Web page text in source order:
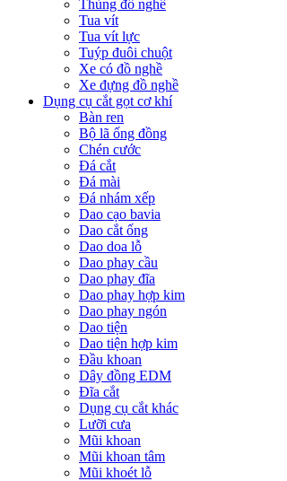
Thùng đồ nghề
Tua vít
Tua vít lực
Tuýp đuôi chuột
Xe có đồ nghề
Xe đựng đồ nghề
Dụng cụ cắt gọt cơ khí
Bàn ren
Bộ lã ống đồng
Chén cước
Đá cắt
Đá mài
Đá nhám xếp
Dao cạo bavia
Dao cắt ống
Dao doa lỗ
Dao phay cầu
Dao phay đĩa
Dao phay hợp kim
Dao phay ngón
Dao tiện
Dao tiện hợp kim
Đầu khoan
Dây đồng EDM
Đĩa cắt
Dụng cụ cắt khác
Lưỡi cưa
Mũi khoan
Mũi khoan tâm
Mũi khoét lỗ